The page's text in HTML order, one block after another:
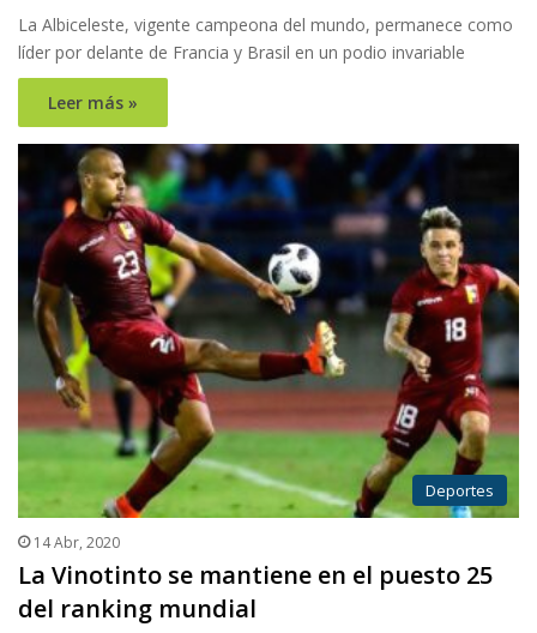
La Albiceleste, vigente campeona del mundo, permanece como
líder por delante de Francia y Brasil en un podio invariable
Leer más »
Deportes
14 Abr, 2020
La Vinotinto se mantiene en el puesto 25
del ranking mundial